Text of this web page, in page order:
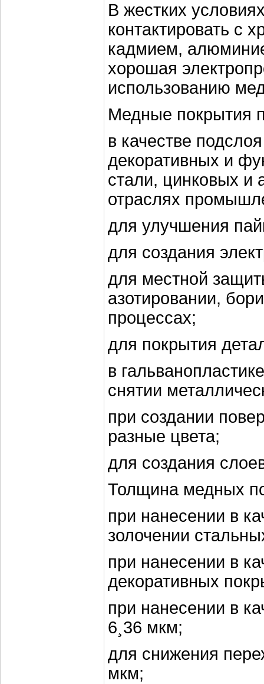
В жестких
контактировать с
кадмием,
хорошая
использованию
Медные покрытия
в качестве
декоративных и
стали, цинковых и
отраслях
для улучшения
для создания
для местной
азотировании,
процессах;
для покрытия
в
снятии
при создании
разные цвета;
для создания
Толщина медных
при нанесении в
золочении
при нанесении в
декоративных
при нанесении в
6¸36 мкм;
для снижения
мкм;